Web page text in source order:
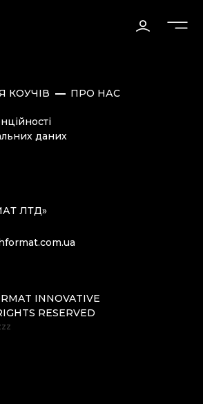
ЛТД»
INNOVATIVE
RESERVED
КОУЧІВ ПРО НАС
даних